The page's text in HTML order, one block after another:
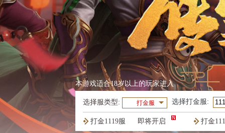
本游戏适合18岁以上的玩家进入
选择服类型: 打金服 选择打金服:
即将开启
打金1119服 打金